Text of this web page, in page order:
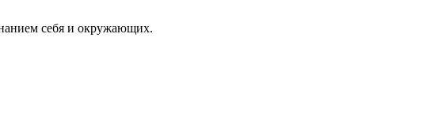
себя и окружающих.